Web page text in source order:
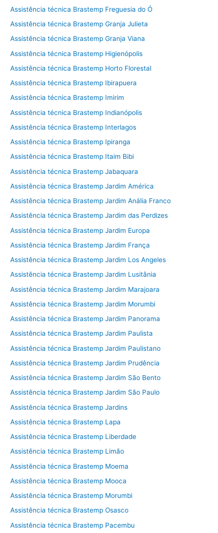
Assistência técnica Brastemp Freguesia do Ó
Assistência técnica Brastemp Granja Julieta
Assistência técnica Brastemp Granja Viana
Assistência técnica Brastemp Higienópolis
Assistência técnica Brastemp Horto Florestal
Assistência técnica Brastemp Ibirapuera
Assistência técnica Brastemp Imirim
Assistência técnica Brastemp Indianópolis
Assistência técnica Brastemp Interlagos
Assistência técnica Brastemp Ipiranga
Assistência técnica Brastemp Itaim Bibi
Assistência técnica Brastemp Jabaquara
Assistência técnica Brastemp Jardim América
Assistência técnica Brastemp Jardim Anália Franco
Assistência técnica Brastemp Jardim das Perdizes
Assistência técnica Brastemp Jardim Europa
Assistência técnica Brastemp Jardim França
Assistência técnica Brastemp Jardim Los Angeles
Assistência técnica Brastemp Jardim Lusitânia
Assistência técnica Brastemp Jardim Marajoara
Assistência técnica Brastemp Jardim Morumbi
Assistência técnica Brastemp Jardim Panorama
Assistência técnica Brastemp Jardim Paulista
Assistência técnica Brastemp Jardim Paulistano
Assistência técnica Brastemp Jardim Prudência
Assistência técnica Brastemp Jardim São Bento
Assistência técnica Brastemp Jardim São Paulo
Assistência técnica Brastemp Jardins
Assistência técnica Brastemp Lapa
Assistência técnica Brastemp Liberdade
Assistência técnica Brastemp Limão
Assistência técnica Brastemp Moema
Assistência técnica Brastemp Mooca
Assistência técnica Brastemp Morumbi
Assistência técnica Brastemp Osasco
Assistência técnica Brastemp Pacembu